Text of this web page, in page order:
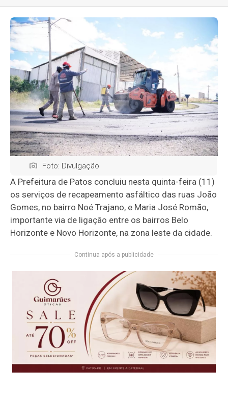
Foto: Divulgação
A Prefeitura de Patos concluiu nesta quinta-feira (11)
os serviços de recapeamento asfáltico das ruas João
Gomes, no bairro Noé Trajano, e Maria José Romão,
importante via de ligação entre os bairros Belo
Horizonte e Novo Horizonte, na zona leste da cidade.
Continua após a publicidade